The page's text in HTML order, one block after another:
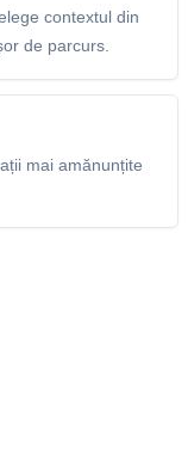
contextul din
de parcurs.
mai amănunțite